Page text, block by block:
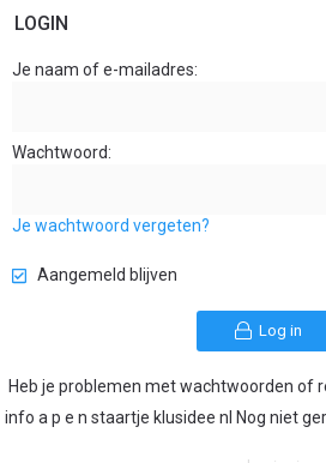
LOGIN
Je naam of e-mailadres
Wachtwoord
Je wachtwoord vergeten?
Aangemeld blijven
Log in
Heb je problemen met wachtwoorden of
info a p e n staartje klusidee nl Nog niet